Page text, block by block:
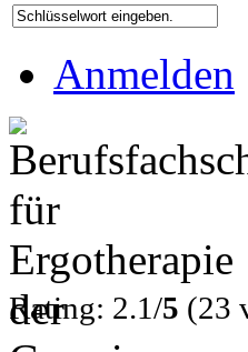
Anmelden
Rating: 2.1/5 (23